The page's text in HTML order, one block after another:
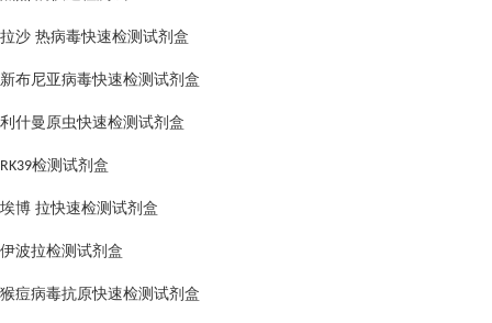
拉沙 热病毒快速检测试剂盒
新布尼亚病毒快速检测试剂盒
利什曼原虫快速检测试剂盒
RK39检测试剂盒
埃博 拉快速检测试剂盒
伊波拉检测试剂盒
猴痘病毒抗原快速检测试剂盒